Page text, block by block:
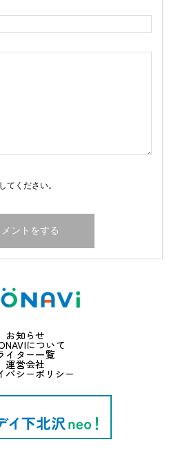
てください。
お知らせ
について
イター一覧
運営会社
バシーポリシー